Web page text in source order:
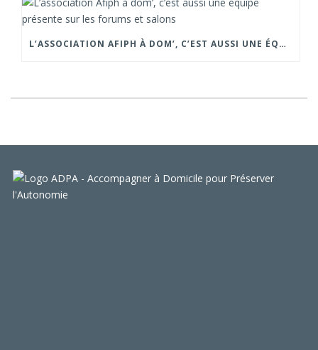
L’ASSOCIATION AFIPH À DOM’, C’EST AUSSI UNE ÉQUIPE PRÉSENTE SUR LES FORUMS ET SALONS